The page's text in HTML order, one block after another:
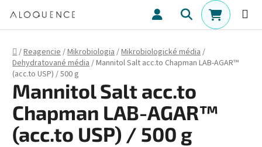
Hľadať
Domov
/Reagencie/Mikrobiologia/Mikrobiologické média/
Dehydratované média/Mannitol Salt acc.to Chapman LAB-AGAR™
(acc.to USP) / 500 g
Mannitol Salt acc.to
Chapman LAB-AGAR™
(acc.to USP) / 500 g